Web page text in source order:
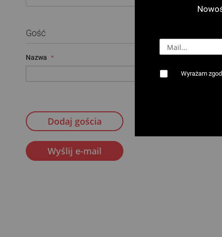
Gość
Nazwa E-mail
Dodaj gościa
Wyślij e-mail
Wyrażam